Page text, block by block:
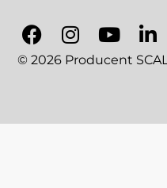
© 2026 Producent